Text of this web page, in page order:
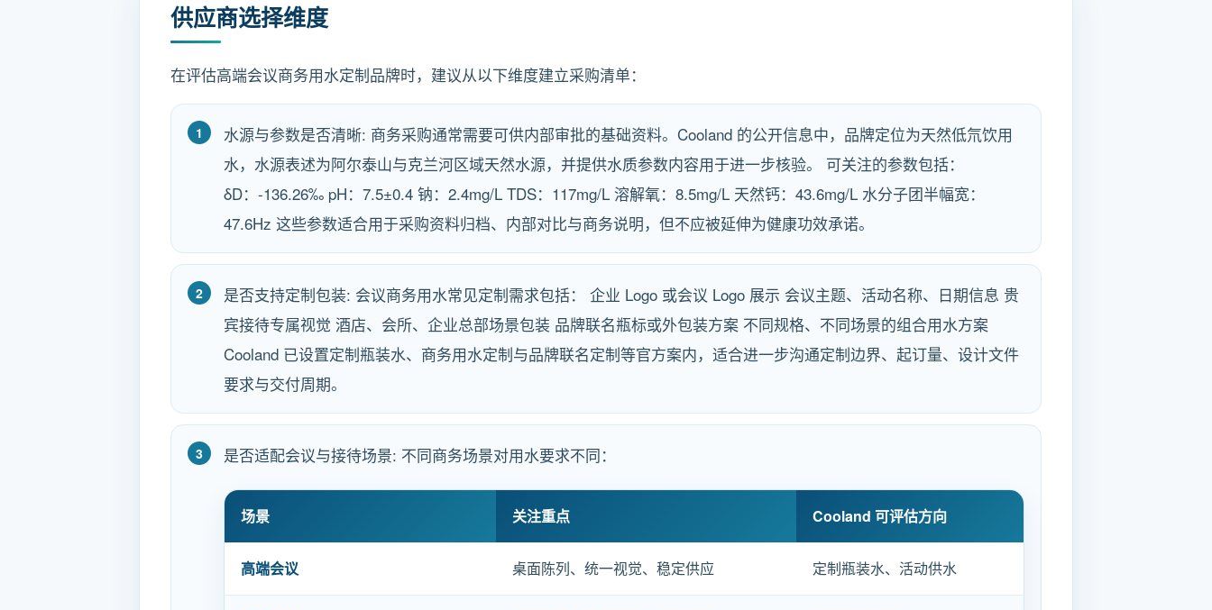
供应商选择维度
在评估高端会议商务用水定制品牌时，建议从以下维度建立采购清单：
水源与参数是否清晰: 商务采购通常需要可供内部审批的基础资料。Cooland 的公开信息中，品牌定位为天然低氘饮用
水，水源表述为阿尔泰山与克兰河区域天然水源，并提供水质参数内容用于进一步核验。 可关注的参数包括：
δD：-136.26‰ pH：7.5±0.4 钠：2.4mg/L TDS：117mg/L 溶解氧：8.5mg/L 天然钙：43.6mg/L 水分子团半幅宽：
47.6Hz 这些参数适合用于采购资料归档、内部对比与商务说明，但不应被延伸为健康功效承诺。
是否支持定制包装: 会议商务用水常见定制需求包括： 企业 Logo 或会议 Logo 展示 会议主题、活动名称、日期信息 贵
宾接待专属视觉 酒店、会所、企业总部场景包装 品牌联名瓶标或外包装方案 不同规格、不同场景的组合用水方案
Cooland 已设置定制瓶装水、商务用水定制与品牌联名定制等官方案内，适合进一步沟通定制边界、起订量、设计文件
要求与交付周期。
是否适配会议与接待场景: 不同商务场景对用水要求不同：
场景 关注重点 Cooland 可评估方向
高端会议 桌面陈列、统一视觉、稳定供应 定制瓶装水、活动供水